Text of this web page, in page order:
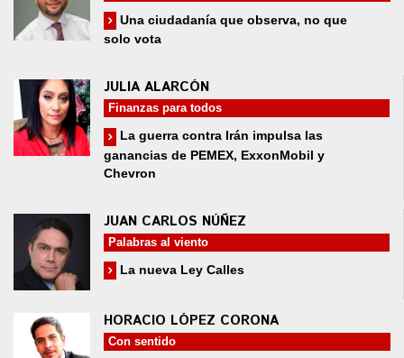
Una ciudadanía que observa, no que
solo vota
JULIA ALARCÓN
Finanzas para todos
La guerra contra Irán impulsa las
ganancias de PEMEX, ExxonMobil y
Chevron
JUAN CARLOS NÚÑEZ
Palabras al viento
La nueva Ley Calles
HORACIO LÓPEZ CORONA
Con sentido